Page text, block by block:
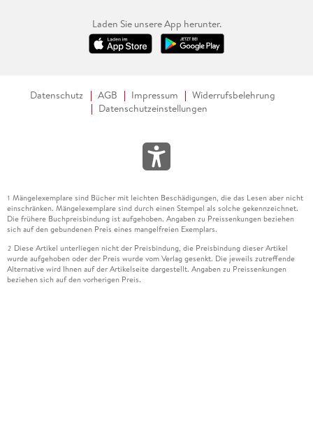
Laden Sie unsere App herunter.
Datenschutz AGB Impressum
Widerrufsbelehrung
Datenschutzeinstellungen
1 Mängelexemplare sind Bücher mit leichten Beschädigungen, die das Lesen aber nicht
einschränken. Mängelexemplare sind durch einen Stempel als solche gekennzeichnet.
Die frühere Buchpreisbindung ist aufgehoben. Angaben zu Preissenkungen beziehen
sich auf den gebundenen Preis eines mangelfreien Exemplars.
2 Diese Artikel unterliegen nicht der Preisbindung, die Preisbindung dieser Artikel
wurde aufgehoben oder der Preis wurde vom Verlag gesenkt. Die jeweils zutreffende
Alternative wird Ihnen auf der Artikelseite dargestellt. Angaben zu Preissenkungen
beziehen sich auf den vorherigen Preis.